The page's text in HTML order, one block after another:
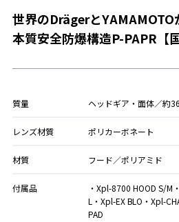
世界のDrägerとYAMAMOTO
本質安全防爆構造P-PAPR【
質量 ヘッドギア・面体／約
レンズ材質 ポリカーボネート
材質 フード／ポリアミド
付属品
・Xpl-8700 HOOD S/M
L・Xpl-EX BLO・Xpl-
PAD